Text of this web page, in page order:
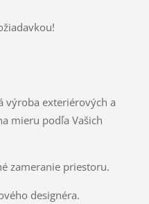
výroba exteriérových a
mieru podľa Vašich
zameranie priestoru.
designéra.